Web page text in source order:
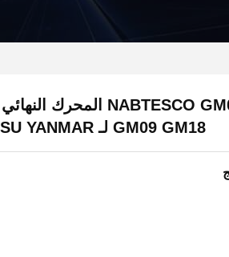
GM09 GM18 لـ KUBOTA KOMATSU YANMAR